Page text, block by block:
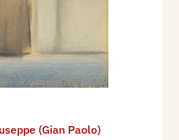
(Gian Paolo)